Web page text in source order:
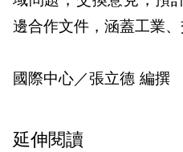
邊合作文件，涵蓋工業、
國際中心／張立德 編撰
延伸閱讀